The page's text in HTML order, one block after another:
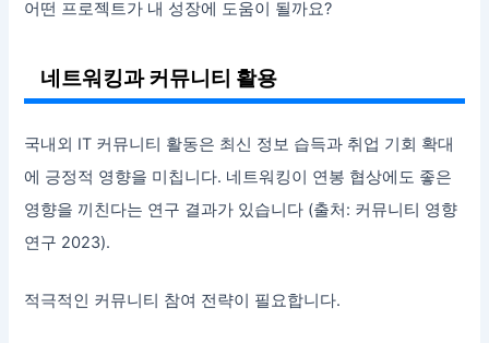
어떤 프로젝트가 내 성장에 도움이 될까요?
네트워킹과 커뮤니티 활용
국내외 IT 커뮤니티 활동은 최신 정보 습득과 취업 기회 확대
에 긍정적 영향을 미칩니다. 네트워킹이 연봉 협상에도 좋은
영향을 끼친다는 연구 결과가 있습니다 (출처: 커뮤니티 영향
연구 2023).
적극적인 커뮤니티 참여 전략이 필요합니다.